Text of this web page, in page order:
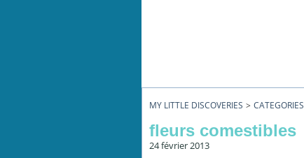
MY LITTLE DISCOVERIES > CATEGORIES
fleurs comestibles
24 février 2013